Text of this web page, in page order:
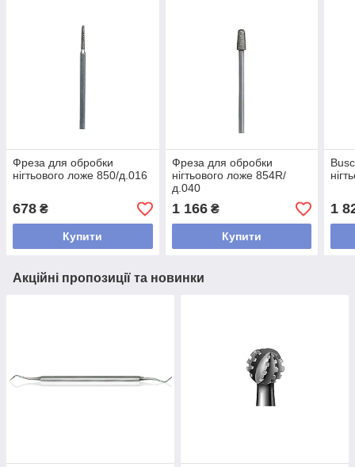
Фреза для обробки
нігтьового ложе 850/д.016
678 ₴
Купити
Фреза для обробки
нігтьового ложе 854R/
д.040
1 166₴
Купити
1
Акційні пропозиції та новинки